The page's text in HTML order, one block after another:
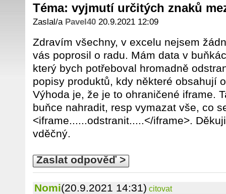
Téma: vyjmutí určitých znaků
Zaslal/a Pavel40 20.9.2021 12:09
Zdravím všechny, v excelu nejsem
vás poprosil o radu. Mám data v
který bych potřeboval hromadně
popisy produktů, kdy některé obsahují
Výhoda je, že je to ohraničené iframe.
buňce nahradit, resp vymazat vše, co
<iframe......odstranit.....</iframe>.
vděčný.
Zaslat odpověď >
Nomi(20.9.2021 14:31) citovat